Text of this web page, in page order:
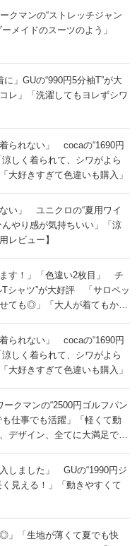
クマンの“ストレッチジャン
メイドのスーツのよう」
に」GUの“990円5分袖T”が大
レ」「洗濯してもヨレずシワ
られない」 cocaの“1690円
しく着られて、シワがよら
大好きすぎて色違いも購入」
い」 ユニクロの“夏用ワイ
やり感が気持ちいい」「涼
レビュー】
ます！」「色違い2枚目」 チ
Tシャツ”が大好評 「サロペッ
ても◎」「大人が着てもかわ
られない」 cocaの“1690円
しく着られて、シワがよら
大好きすぎて色違いも購入」
クマンの“2500円ゴルフパン
仕事でも活躍」「軽くて動
デザイン、全てに大満足で
しました」 GUの“1990円ジ
見える！」「動きやすくて
」「生地が薄くて夏でも快